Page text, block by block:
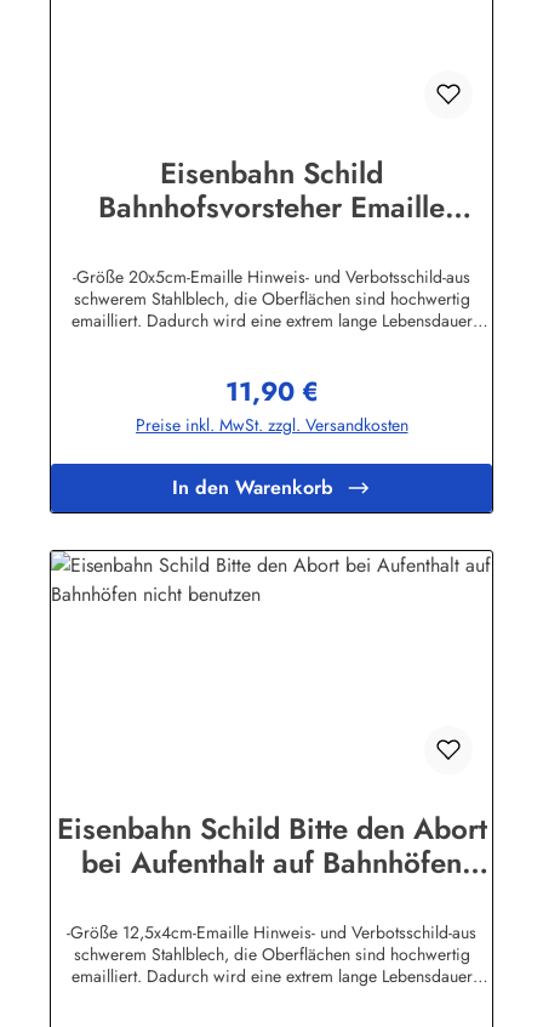
Eisenbahn Schild
Bahnhofsvorsteher Emaille
-Größe 20x5cm-Emaille Hinweis- und Verbotsschild-aus
schwerem Stahlblech, die Oberflächen sind hochwertig
emailliert. Dadurch wird eine extrem lange Lebensdauer
enthalten sind, dürfen nur lose angezogen werden, weil sonst
die Lackierung abplatzen kann-Die Emailleschilder können
auch nach Wunsch gefertigt werdenHier geht's zu den
WunschtextHerstellerinformationen:Buddel-Bini Inh. Eda
Binikowski e.K.Meddenwarf 1a22457
Hamburginfo@buddel.de
Regulärer Preis:
11,90 €
Preise inkl. MwSt. zzgl. Versandkosten
In den Warenkorb
Eisenbahn Schild Bitte den Abort
bei Aufenthalt auf Bahnhöfen
-Größe 12,5x4cm-Emaille Hinweis- und Verbotsschild-aus
schwerem Stahlblech, die Oberflächen sind hochwertig
emailliert. Dadurch wird eine extrem lange Lebensdauer